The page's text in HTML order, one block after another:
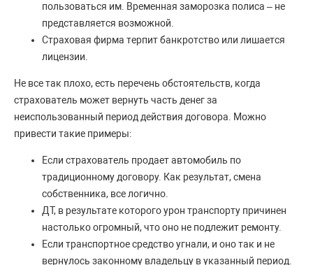
пользоваться им. Временная заморозка полиса – не
представляется возможной.
Страховая фирма терпит банкротство или лишается
лицензии.
Не все так плохо, есть перечень обстоятельств, когда
страхователь может вернуть часть денег за
неиспользованный период действия договора. Можно
привести такие примеры:
Если страхователь продает автомобиль по
традиционному договору. Как результат, смена
собственника, все логично.
ДТ, в результате которого урон транспорту причинен
настолько огромный, что оно не подлежит ремонту.
Если транспортное средство угнали, и оно так и не
вернулось законному владельцу в указанный период.